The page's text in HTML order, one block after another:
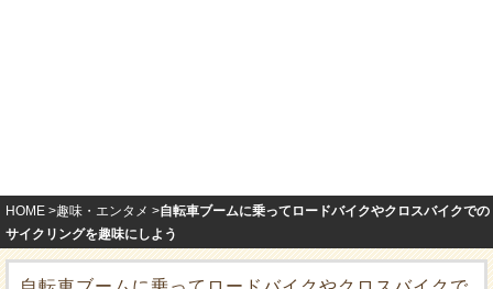
HOME 趣味・エンタメ
自転車ブームに乗ってロードバイクやクロスバイクでの
サイクリングを趣味にしよう